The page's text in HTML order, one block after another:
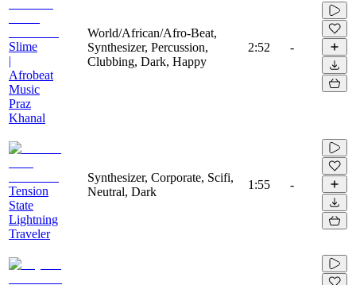
Slime
|
Afrobeat
Music
Praz
Khanal
World/African/Afro-Beat,
Synthesizer, Percussion,
Clubbing, Dark, Happy
2:52 -
Tension
State
Lightning
Traveler
Synthesizer, Corporate, Scifi,
Neutral, Dark
1:55 -